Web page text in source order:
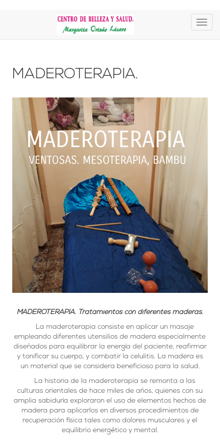
MADEROTERAPIA.
MADEROTERAPIA. Tratamientos con diferentes maderas.
La maderoterapia consiste en aplicar un masaje
empleando diferentes utensilios de madera especialmente
diseñados para equilibrar la energía del paciente, reafirmar
y tonificar su cuerpo, y combatir la celulitis. La madera es
un material que se considera beneficioso para la salud.
La historia de la maderoterapia se remonta a las
culturas orientales de hace miles de años, quienes con su
amplia sabiduría exploraron el uso de elementos hechos de
madera para aplicarlos en diversos procedimientos de
recuperación física tales como dolores musculares y el
equilibrio energético y mental.